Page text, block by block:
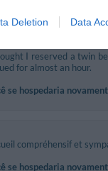
Deletion Data
I reserved a twin
for almost an hour.
se hospedaria
compréhensif et
se hospedaria